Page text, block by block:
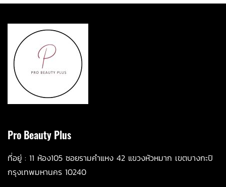
Pro Beauty Plus
ที่อยู่ : 11 ห้อง105 ซอยรามคำแหง 42 แขวงหัวหมาก เขตบางกะปิ
กรุงเทพมหานคร 10240